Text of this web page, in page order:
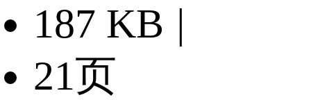
187 KB |
21页